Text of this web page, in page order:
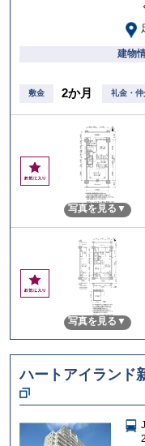
建物
敷金 2か月 礼金・仲
お
気
り
写真を見る
お
気
り
写真を見る
ハートアイランド